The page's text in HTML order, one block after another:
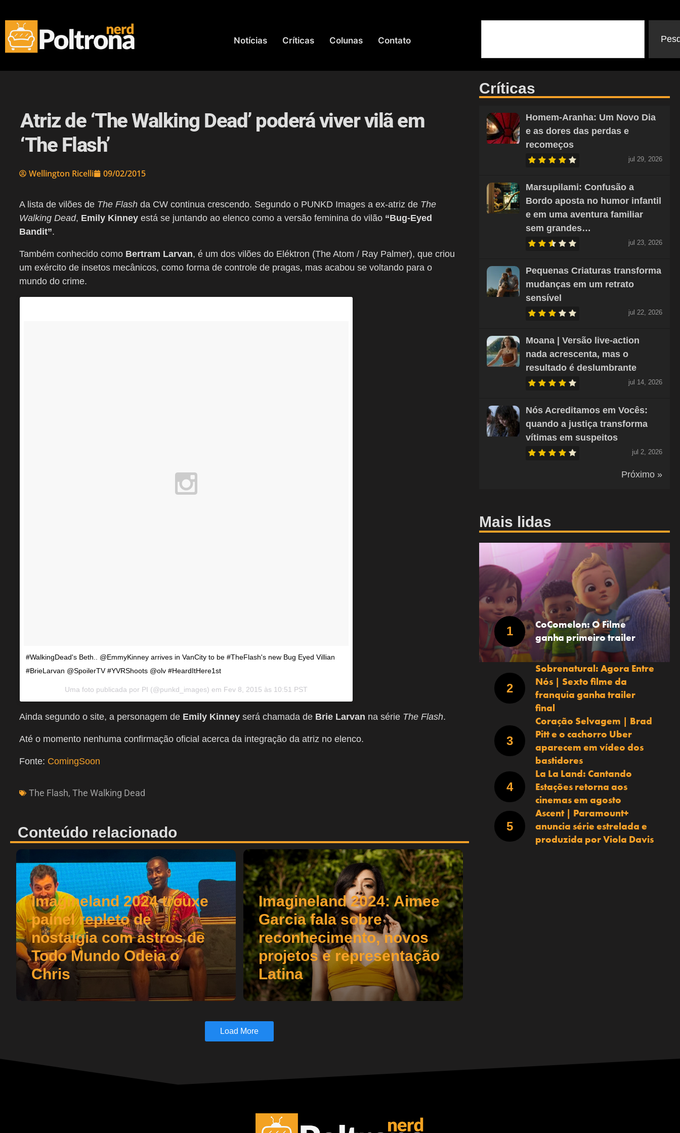
Notícias Críticas Colunas Contato
Atriz de ‘The Walking Dead’ poderá viver vilã em
‘The Flash’
Wellington Ricelli 09/02/2015
A lista de vilões de The Flash da CW continua crescendo. Segundo o PUNKD Images a ex-atriz de The
Walking Dead, Emily Kinney está se juntando ao elenco como a versão feminina do vilão “Bug-Eyed
Bandit”.
Também conhecido como Bertram Larvan, é um dos vilões do Eléktron (The Atom / Ray Palmer), que criou
um exército de insetos mecânicos, como forma de controle de pragas, mas acabou se voltando para o
mundo do crime.
#WalkingDead's Beth.. @EmmyKinney arrives in VanCity to be #TheFlash's new Bug Eyed Villian
#BrieLarvan @SpoilerTV #YVRShoots @olv #HeardItHere1st
Uma foto publicada por PI (@punkd_images) em Fev 8, 2015 às 10:51 PST
Ainda segundo o site, a personagem de Emily Kinney será chamada de Brie Larvan na série The Flash.
Até o momento nenhuma confirmação oficial acerca da integração da atriz no elenco.
Fonte: ComingSoon
The Flash, The Walking Dead
Conteúdo relacionado
Imagineland 2024 trouxe
painel repleto de
nostalgia com astros de
Todo Mundo Odeia o
Chris
Imagineland 2024: Aimee
Garcia fala sobre
reconhecimento, novos
projetos e representação
Latina
Load More
Críticas
Homem-Aranha: Um Novo Dia
e as dores das perdas e
recomeços
jul 29, 2026
Marsupilami: Confusão a
Bordo aposta no humor infantil
e em uma aventura familiar
sem grandes…
jul 23, 2026
Pequenas Criaturas transforma
mudanças em um retrato
sensível
jul 22, 2026
Moana | Versão live-action
nada acrescenta, mas o
resultado é deslumbrante
jul 14, 2026
Nós Acreditamos em Vocês:
quando a justiça transforma
vítimas em suspeitos
jul 2, 2026
Próximo »
Mais lidas
CoComelon: O Filme
ganha primeiro trailer
Sobrenatural: Agora Entre
Nós | Sexto filme da
franquia ganha trailer
final
Coração Selvagem | Brad
Pitt e o cachorro Uber
aparecem em vídeo dos
bastidores
La La Land: Cantando
Estações retorna aos
cinemas em agosto
Ascent | Paramount+
anuncia série estrelada e
produzida por Viola Davis